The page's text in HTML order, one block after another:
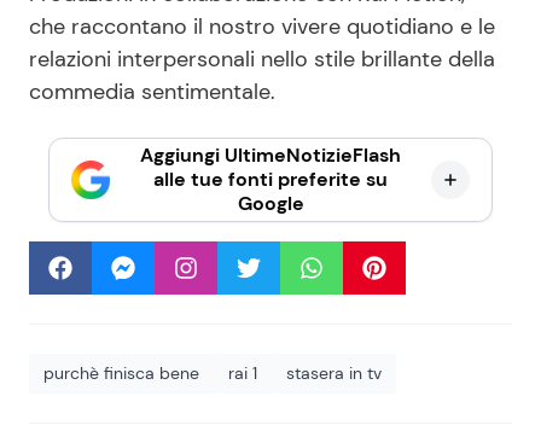
che raccontano il nostro vivere quotidiano e le
relazioni interpersonali nello stile brillante della
commedia sentimentale.
Aggiungi UltimeNotizieFlash
alle tue fonti preferite su
Google
purchè finisca bene rai 1 stasera in tv